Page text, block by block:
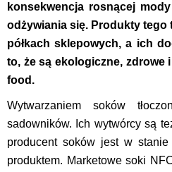
konsekwencja rosnącej
odżywiania się. Produkty tego
półkach sklepowych, a ich
to, że są ekologiczne, zdrowe
food .
Wytwarzaniem soków
sadowników. Ich wytwórcy są
producent soków jest w
produktem. Marketowe soki